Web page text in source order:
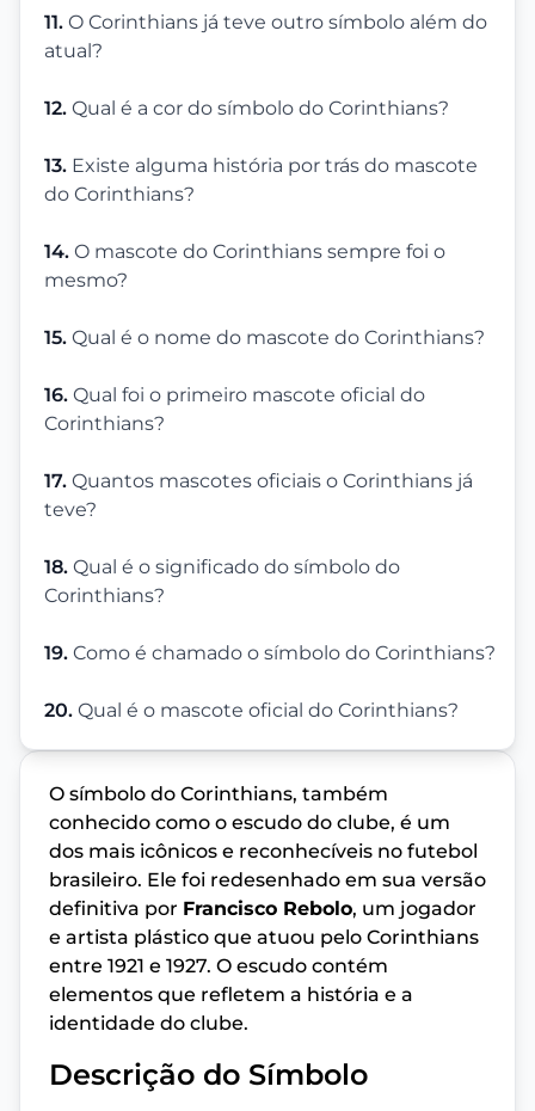
11. O Corinthians já teve outro símbolo além do
atual?
12. Qual é a cor do símbolo do Corinthians?
13. Existe alguma história por trás do mascote
do Corinthians?
14. O mascote do Corinthians sempre foi o
mesmo?
15. Qual é o nome do mascote do Corinthians?
16. Qual foi o primeiro mascote oficial do
Corinthians?
17. Quantos mascotes oficiais o Corinthians já
teve?
18. Qual é o significado do símbolo do
Corinthians?
19. Como é chamado o símbolo do Corinthians?
20. Qual é o mascote oficial do Corinthians?
O símbolo do Corinthians, também
conhecido como o escudo do clube, é um
dos mais icônicos e reconhecíveis no futebol
brasileiro. Ele foi redesenhado em sua versão
definitiva por Francisco Rebolo, um jogador
e artista plástico que atuou pelo Corinthians
entre 1921 e 1927. O escudo contém
elementos que refletem a história e a
identidade do clube.
Descrição do Símbolo